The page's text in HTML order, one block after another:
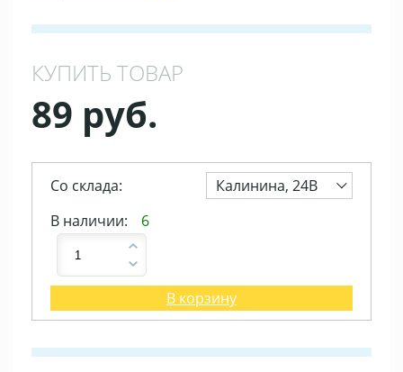
КУПИТЬ ТОВАР
89 руб.
Со склада:
Калинина, 24В
В наличии:
6
В корзину